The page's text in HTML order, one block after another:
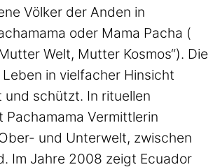
Völker der Anden in
oder Mama Pacha (
Welt, Mutter Kosmos“). Die
in vielfacher Hinsicht
schützt. In rituellen
Pachamama Vermittlerin
und Unterwelt, zwischen
Im Jahre 2008 zeigt Ecuador